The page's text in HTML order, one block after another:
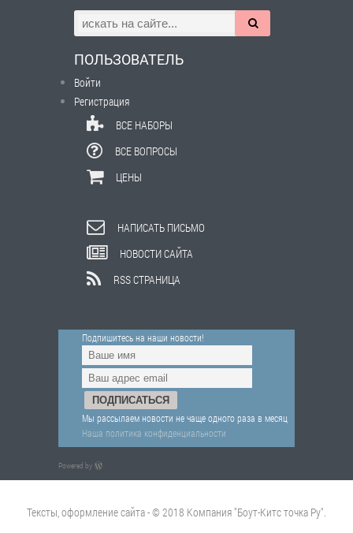
ПОЛЬЗОВАТЕЛЬ
Войти
Регистрация
ВСЕ НАБОРЫ
ВСЕ ВОПРОСЫ
ЦЕНЫ
НАПИСАТЬ ПИСЬМО
НОВОСТИ САЙТА
RSS СТРАНИЦА
Подпишитесь на наши новости!
Мы рассылаем новости не чаще одного раза в месяц
Наша политика конфиденциальности
Powered by
Тексты, оформление сайта - © 2018 Компания "Боут-Китс точка Ру".